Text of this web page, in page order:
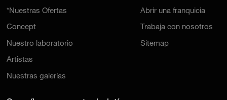
*Nuestras Ofertas
Concept
Nuestro laboratorio
Artistas
Nuestras galerías
Abrir una franquicia
Trabaja con nosotros
Sitemap